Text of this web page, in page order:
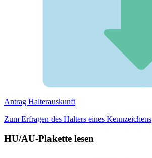
Antrag Halterauskunft
Zum Erfragen des Halters eines Kennzeichens
HU/AU-Plakette lesen